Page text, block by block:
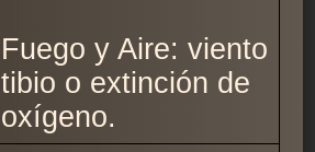
Fuego y Aire: viento
tibio o extinción de
oxígeno.